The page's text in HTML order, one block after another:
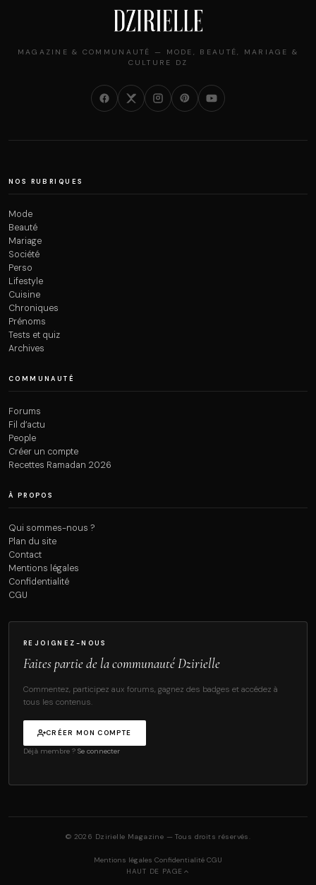
MAGAZINE & COMMUNAUTÉ — MODE, BEAUTÉ, MARIAGE &
CULTURE DZ
NOS RUBRIQUES
Mode
Beauté
Mariage
Société
Perso
Lifestyle
Cuisine
Chroniques
Prénoms
Tests et quiz
Archives
COMMUNAUTÉ
Forums
Fil d’actu
People
Créer un compte
Recettes Ramadan 2026
À PROPOS
Qui sommes-nous ?
Plan du site
Contact
Mentions légales
Confidentialité
CGU
REJOIGNEZ-NOUS
Faites partie de la communauté Dzirielle
Commentez, participez aux forums, gagnez des badges et accédez à
tous les contenus.
CRÉER MON COMPTE
Déjà membre ? Se connecter
© 2026 Dzirielle Magazine — Tous droits réservés.
Mentions légales Confidentialité CGU
HAUT DE PAGE